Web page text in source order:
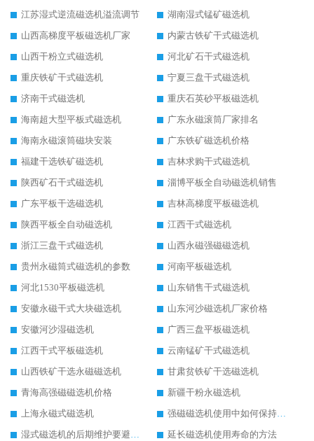
江苏湿式逆流磁选机溢流调节
湖南湿式锰矿磁选机
山西高梯度平板磁选机厂家
内蒙古铁矿干式磁选机
山西干粉立式磁选机
河北矿石干式磁选机
重庆铁矿干式磁选机
宁夏三盘干式磁选机
济南干式磁选机
重庆石英砂平板磁选机
海南超大型平板式磁选机
广东永磁滚筒厂家排名
海南永磁滚筒磁块安装
广东铁矿磁选机价格
福建干选铁矿磁选机
吉林求购干式磁选机
陕西矿石干式磁选机
淄博平板全自动磁选机销售
广东平板干选磁选机
吉林高梯度平板磁选机
陕西平板全自动磁选机
江西干式磁选机
浙江三盘干式磁选机
山西永磁强磁磁选机
贵州永磁筒式磁选机的参数
河南平板磁选机
河北1530平板磁选机
山东销售干式磁选机
安徽永磁干式大块磁选机
山东河沙磁选机厂家价格
安徽河沙湿磁选机
广西三盘平板磁选机
江西干式平板磁选机
云南锰矿干式磁选机
山西铁矿干选永磁磁选机
甘肃贫铁矿干选磁选机
青海高强磁磁选机价格
新疆干粉永磁选机
上海永磁式磁选机
强磁磁选机使用中如何保持其顺畅运行
湿式磁选机的后期维护要避开哪些坑
延长磁选机使用寿命的方法